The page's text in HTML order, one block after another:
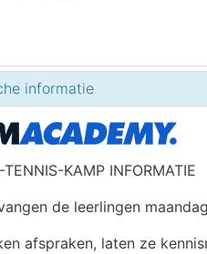
informatie
KAMP INFORMATIE
de leerlingen
afspraken, laten ze